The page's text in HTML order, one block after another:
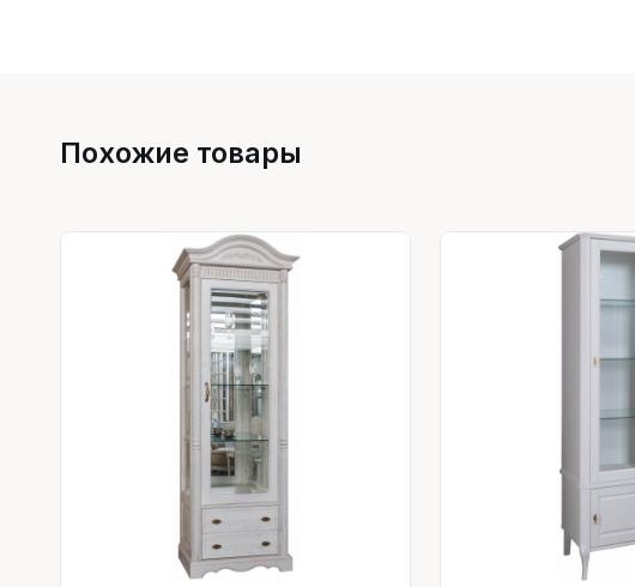
Похожие товары